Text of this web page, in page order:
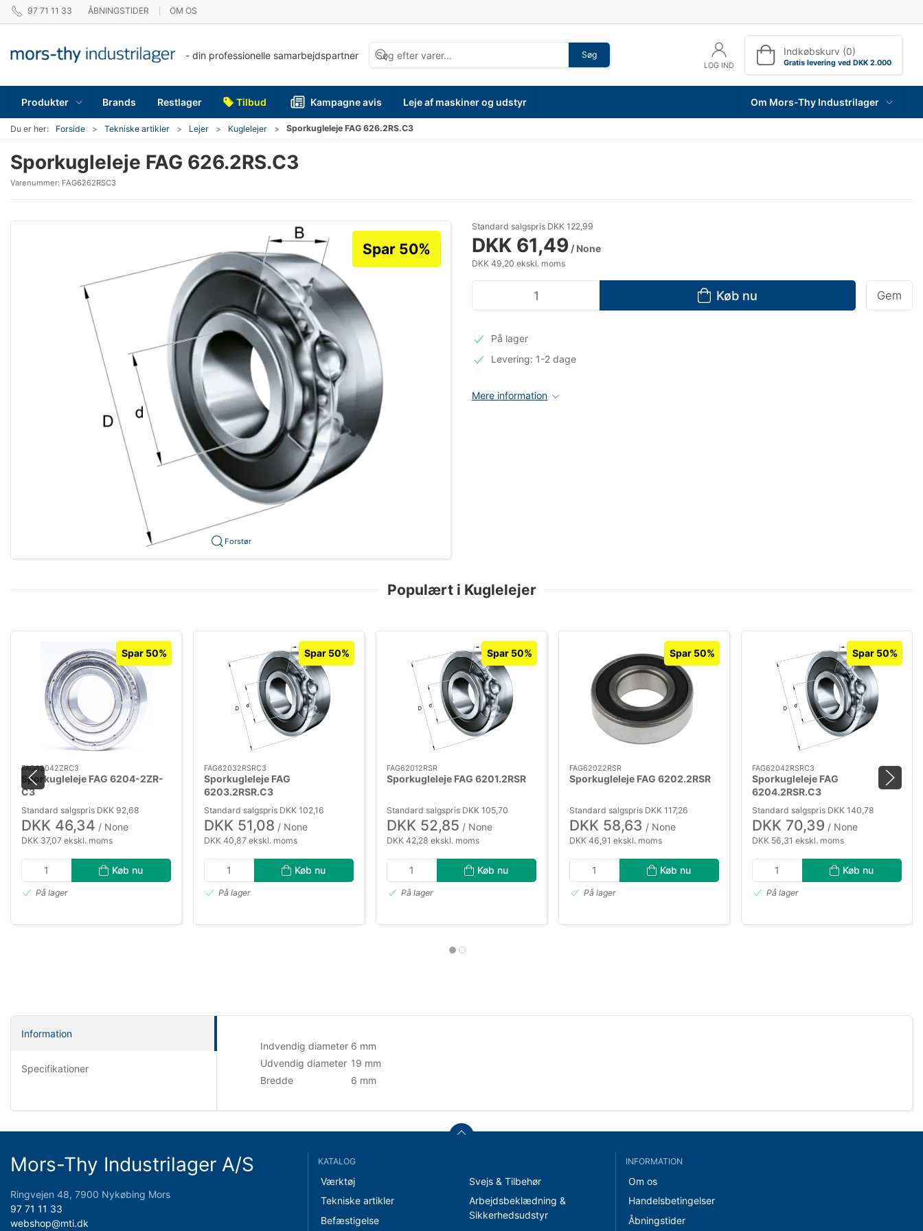
97 71 11 33 ÅBNINGSTIDER OM OS
- din professionelle samarbejdspartner Søg
LOG IND
Indkøbskurv (0)
Gratis levering ved DKK 2.000
Produkter Brands Restlager Tilbud Kampagne avis Leje af maskiner og udstyr Om Mors-Thy Industrilager
Du er her: Forside Tekniske artikler Lejer Kuglelejer Sporkugleleje FAG 626.2RS.C3
Sporkugleleje FAG 626.2RS.C3
Varenummer: FAG6262RSC3
Forstør
Spar 50%
Standard salgspris DKK 122,99
DKK 61,49 / None
DKK 49,20 ekskl. moms
Køb nu Gem
På lager
Levering: 1-2 dage
Mere information
Populært i Kuglelejer
Spar 50%
FAG62042ZRC3
Sporkugleleje FAG 6204-2ZR-
C3
Standard salgspris DKK 92,68
DKK 46,34 / None
DKK 37,07 ekskl. moms
Køb nu
På lager
Spar 50%
FAG62032RSRC3
Sporkugleleje FAG
6203.2RSR.C3
Standard salgspris DKK 102,16
DKK 51,08 / None
DKK 40,87 ekskl. moms
Køb nu
På lager
Spar 50%
FAG62012RSR
Sporkugleleje FAG 6201.2RSR
Standard salgspris DKK 105,70
DKK 52,85 / None
DKK 42,28 ekskl. moms
Køb nu
På lager
Spar 50%
FAG62022RSR
Sporkugleleje FAG 6202.2RSR
Standard salgspris DKK 117,26
DKK 58,63 / None
DKK 46,91 ekskl. moms
Køb nu
På lager
Spar 50%
FAG62042RSRC3
Sporkugleleje FAG
6204.2RSR.C3
Standard salgspris DKK 140,78
DKK 70,39 / None
DKK 56,31 ekskl. moms
Køb nu
På lager
Information
Specifikationer
Indvendig diameter 6 mm
Udvendig diameter 19 mm
Bredde
6 mm
Mors-Thy Industrilager A/S
Ringvejen 48, 7900 Nykøbing Mors
97 71 11 33
webshop@mti.dk
KATALOG
Værktøj
Tekniske artikler
Befæstigelse
Svejs & Tilbehør
Arbejdsbeklædning &
Sikkerhedsudstyr
INFORMATION
Om os
Handelsbetingelser
Åbningstider